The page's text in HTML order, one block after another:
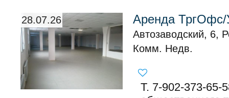
28.07.26 Аренда ТргОфс/
Автозаводский, 6,
Комм. Недв.
Т. 7-902-373-65-